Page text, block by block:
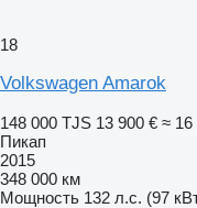
18
Volkswagen Amarok
148 000 TJS 13 900 € ≈ 16
Пикап
2015
348 000 км
Мощность 132 л.с. (97